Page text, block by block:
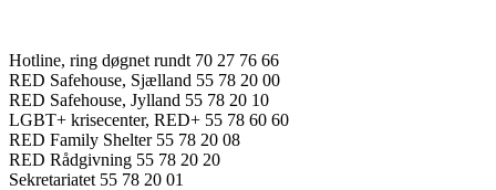
Hotline, ring døgnet rundt 70 27 76 66
RED Safehouse, Sjælland 55 78 20 00
RED Safehouse, Jylland 55 78 20 10
LGBT+ krisecenter, RED+ 55 78 60 60
RED Family Shelter 55 78 20 08
RED Rådgivning 55 78 20 20
Sekretariatet 55 78 20 01